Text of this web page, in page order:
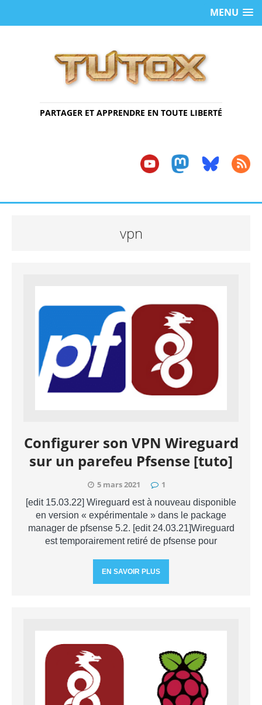
MENU
PARTAGER ET APPRENDRE EN TOUTE LIBERTÉ
vpn
Configurer son VPN Wireguard
sur un parefeu Pfsense [tuto]
5 mars 2021 1
[edit 15.03.22] Wireguard est à nouveau disponible
en version « expérimentale » dans le package
manager de pfsense 5.2. [edit 24.03.21]Wireguard
est temporairement retiré de pfsense pour
EN SAVOIR PLUS